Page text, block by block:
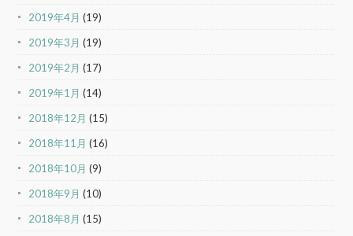
2019年4月 (19)
2019年3月 (19)
2019年2月 (17)
2019年1月 (14)
2018年12月 (15)
2018年11月 (16)
2018年10月 (9)
2018年9月 (10)
2018年8月 (15)